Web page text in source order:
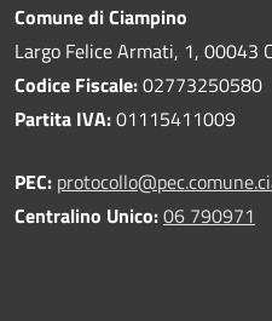
Comune di Ciampino
Largo Felice Armati, 1, 00043
Codice Fiscale:02773250580
Partita IVA:01115411009
PEC:
Centralino Unico:06 790971